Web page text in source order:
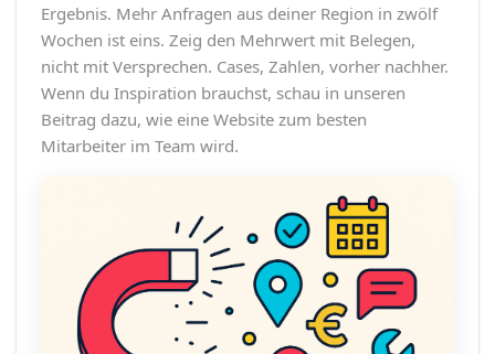
Ergebnis. Mehr Anfragen aus deiner Region in zwölf
Wochen ist eins. Zeig den Mehrwert mit Belegen,
nicht mit Versprechen. Cases, Zahlen, vorher nachher.
Wenn du Inspiration brauchst, schau in unseren
Beitrag dazu, wie eine Website zum besten
Mitarbeiter im Team wird.